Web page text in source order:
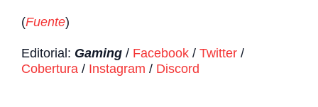
(Fuente)
Editorial: Gaming / Facebook / Twitter /
Cobertura / Instagram / Discord